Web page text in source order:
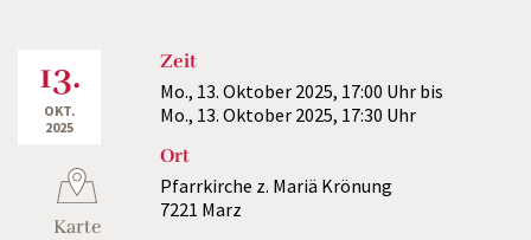
13.
OKT.
2025
Karte
Zeit
Mo., 13. Oktober 2025, 17:00 Uhr bis
Mo., 13. Oktober 2025, 17:30 Uhr
Ort
Pfarrkirche z. Mariä Krönung
7221 Marz